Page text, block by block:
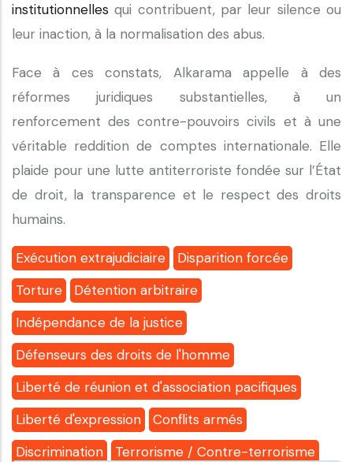
institutionnelles qui contribuent, par leur silence ou
leur inaction, à la normalisation des abus.
Face à ces constats, Alkarama appelle à des
réformes juridiques substantielles, à un
renforcement des contre-pouvoirs civils et à une
véritable reddition de comptes internationale. Elle
plaide pour une lutte antiterroriste fondée sur l’État
de droit, la transparence et le respect des droits
humains.
Exécution extrajudiciaire
Disparition forcée
Torture
Détention arbitraire
Indépendance de la justice
Défenseurs des droits de l'homme
Liberté de réunion et d'association pacifiques
Liberté d'expression
Conflits armés
Discrimination
Terrorisme / Contre-terrorisme